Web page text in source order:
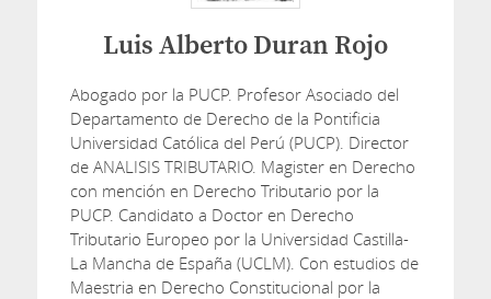
Luis Alberto Duran Rojo
Abogado por la PUCP. Profesor Asociado del
Departamento de Derecho de la Pontificia
Universidad Católica del Perú (PUCP). Director
de ANALISIS TRIBUTARIO. Magister en Derecho
con mención en Derecho Tributario por la
PUCP. Candidato a Doctor en Derecho
Tributario Europeo por la Universidad Castilla-
La Mancha de España (UCLM). Con estudios de
Maestria en Derecho Constitucional por la